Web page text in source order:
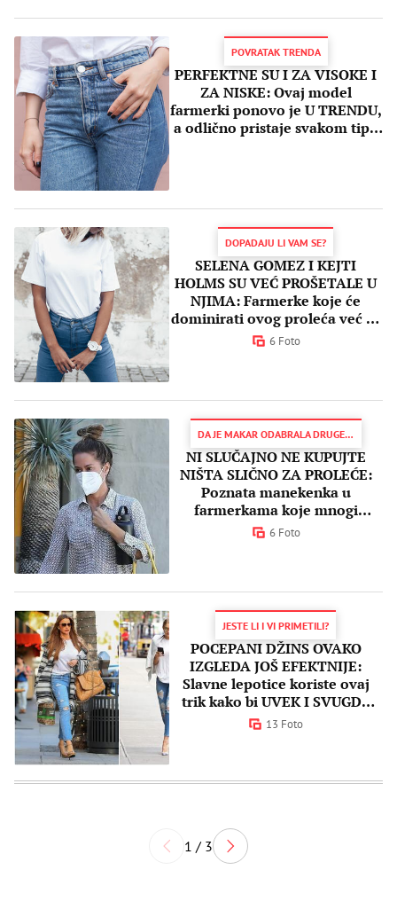
POVRATAK TRENDA
PERFEKTNE SU I ZA VISOKE I
ZA NISKE: Ovaj model
farmerki ponovo je U TRENDU,
a odlično pristaje svakom tipu
DOPADAJU LI VAM SE?
SELENA GOMEZ I KEJTI
HOLMS SU VEĆ PROŠETALE U
NJIMA: Farmerke koje će
dominirati ovog proleća već su
hit među poznatima
6 Foto
DA JE MAKAR ODABRALA DRUGE PANTALONE...
NI SLUČAJNO NE KUPUJTE
NIŠTA SLIČNO ZA PROLEĆE:
Poznata manekenka u
farmerkama koje mnogi
nazivaju PROMAŠAJEM VEKA
6 Foto
JESTE LI I VI PRIMETILI?
POCEPANI DŽINS OVAKO
IZGLEDA JOŠ EFEKTNIJE:
Slavne lepotice koriste ovaj
trik kako bi UVEK I SVUGDE
bile primećene
13 Foto
1 / 3